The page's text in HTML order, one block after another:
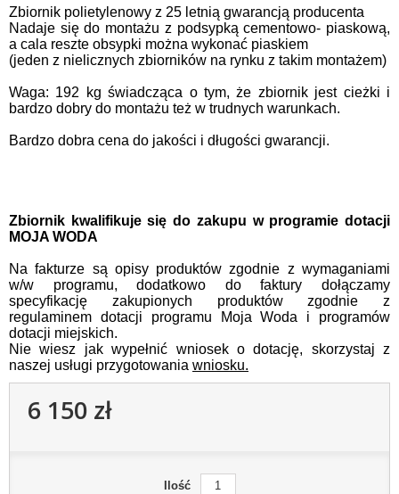
Zbiornik polietylenowy z 25 letnią gwarancją producenta
Nadaje się do montażu z podsypką cementowo- piaskową,
a cala reszte obsypki można wykonać piaskiem
(jeden z nielicznych zbiorników na rynku z takim montażem)
Waga: 192 kg świadcząca o tym, że zbiornik jest cieżki i
bardzo dobry do montażu też w trudnych warunkach.
Bardzo dobra cena do jakości i długości gwarancji.
Zbiornik kwalifikuje się do zakupu w programie dotacji
MOJA WODA
Na fakturze są opisy produktów zgodnie z wymaganiami
w/w programu, dodatkowo do faktury dołączamy
specyfikację zakupionych produktów zgodnie z
regulaminem dotacji programu Moja Woda i programów
dotacji miejskich.
Nie wiesz jak wypełnić wniosek o dotację, skorzystaj z
naszej usługi przygotowania wniosku.
6 150 zł
Ilość